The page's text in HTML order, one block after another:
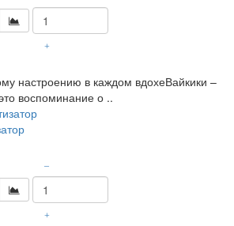
+
настроению в каждом вдохеВайкики –
воспоминание о ..
–
+